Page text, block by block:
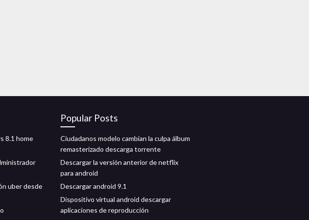
8.1 home
uber desde
Popular Posts
Ciudadanos modelo cambian la culpa álbum
remasterizado descarga torrente
Descargar la versión anterior de netflix
para android
Descargar android 9.1
Dispositivo virtual android descargar
aplicaciones de reproducción